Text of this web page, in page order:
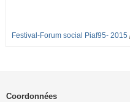
Festival-Forum social Piaf95- 2015
Coordonnées